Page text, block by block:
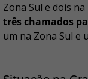
Zona Sul e dois
três chamados
um na Zona Sul e